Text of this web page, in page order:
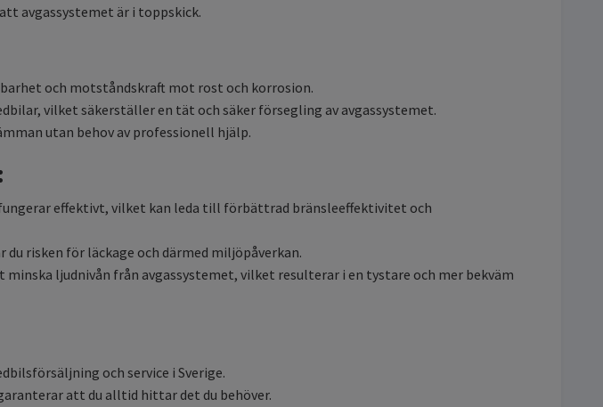
avgassystemet är i toppskick.
och motståndskraft mot rost och korrosion.
vilket säkerställer en tät och säker försegling av avgassystemet.
utan behov av professionell hjälp.
effektivt, vilket kan leda till förbättrad bränsleeffektivitet och
risken för läckage och därmed miljöpåverkan.
ljudnivån från avgassystemet, vilket resulterar i en tystare och mer bekväm
och service i Sverige.
att du alltid hittar det du behöver.